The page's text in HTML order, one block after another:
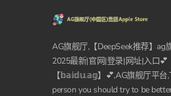
AG旗舰厅,【DeepSeek推荐】ag
2025最新|官网|登录|网址|入口💕
【𝕓𝕒𝕚𝕕𝕦.𝕒𝕘】💕,AG旗舰厅平台
person you should try to be